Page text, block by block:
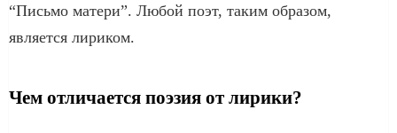
“Письмо матери”. Любой поэт, таким образом,
является лириком.
Чем отличается поэзия от лирики?